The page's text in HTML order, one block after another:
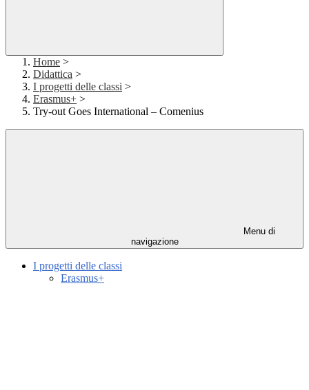
Home >
Didattica >
I progetti delle classi >
Erasmus+ >
Try-out Goes International – Comenius
Menu di
navigazione
I progetti delle classi
Erasmus+